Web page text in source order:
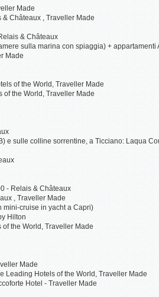
Made
Châteaux , Traveller Made
& Châteaux
sulla marina con spiaggia) + appartamenti
Made
of the World, Traveller Made
the World, Traveller Made
e sulle colline sorrentine, a Ticciano: Laqua
- Relais & Châteaux
, Traveller Made
mini-cruise in yacht a Capri)
Hilton
the World, Traveller Made
Made
Leading Hotels of the World, Traveller Made
Hotel - Traveller Made